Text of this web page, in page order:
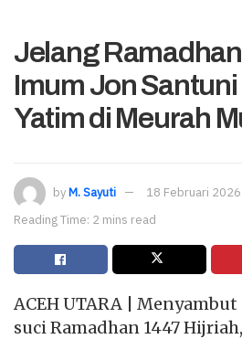
Jelang
Imum Jon
Yatim di Meurah
byM. Sayuti
18 Februari 2026
Reading Time: 2 mins read
ACEH UTARA |
suci Ramadhan 1447